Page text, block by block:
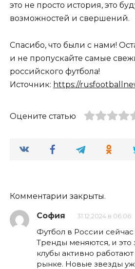
это не просто история, это
возможностей и свершений.
Спасибо, что были с нами!
и не пропускайте самые
российского футбола!
Источник: https://
Оцените статью
Комментарии закрыты.
София 31.12.2024 в 06:06
Футбол в России
Тренды меняются, и это
клубы активно
рынке. Новые звезды